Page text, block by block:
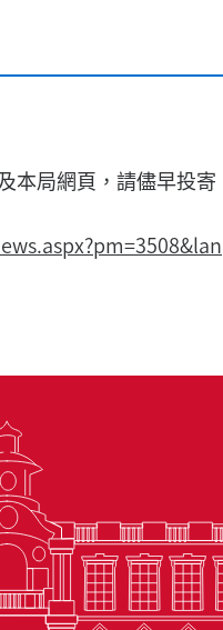
本局網頁，請儘早投寄